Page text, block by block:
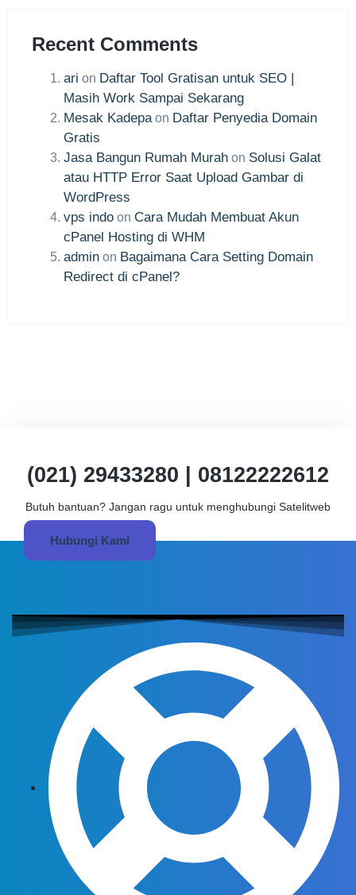
Recent Comments
ari on Daftar Tool Gratisan untuk SEO |
Masih Work Sampai Sekarang
Mesak Kadepaon Daftar Penyedia Domain
Gratis
Jasa Bangun Rumah Murahon Solusi Galat
atau HTTP Error Saat Upload Gambar di
WordPress
vps indoon Cara Mudah Membuat Akun
cPanel Hosting di WHM
adminon Bagaimana Cara Setting Domain
Redirect di cPanel?
(021) 29433280 | 08122222612
Butuh bantuan? Jangan ragu untuk menghubungi Satelitweb
Hubungi Kami